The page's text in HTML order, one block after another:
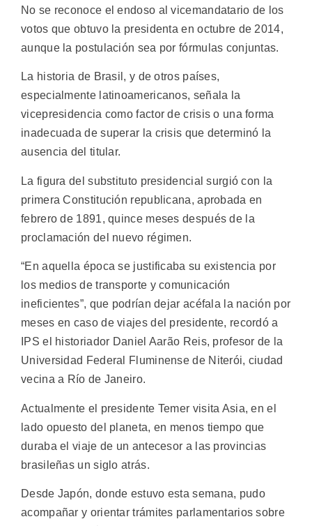
No se reconoce el endoso al vicemandatario de los
votos que obtuvo la presidenta en octubre de 2014,
aunque la postulación sea por fórmulas conjuntas.
La historia de Brasil, y de otros países,
especialmente latinoamericanos, señala la
vicepresidencia como factor de crisis o una forma
inadecuada de superar la crisis que determinó la
ausencia del titular.
La figura del substituto presidencial surgió con la
primera Constitución republicana, aprobada en
febrero de 1891, quince meses después de la
proclamación del nuevo régimen.
“En aquella época se justificaba su existencia por
los medios de transporte y comunicación
ineficientes”, que podrían dejar acéfala la nación por
meses en caso de viajes del presidente, recordó a
IPS el historiador Daniel Aarão Reis, profesor de la
Universidad Federal Fluminense de Niterói, ciudad
vecina a Río de Janeiro.
Actualmente el presidente Temer visita Asia, en el
lado opuesto del planeta, en menos tiempo que
duraba el viaje de un antecesor a las provincias
brasileñas un siglo atrás.
Desde Japón, donde estuvo esta semana, pudo
acompañar y orientar trámites parlamentarios sobre